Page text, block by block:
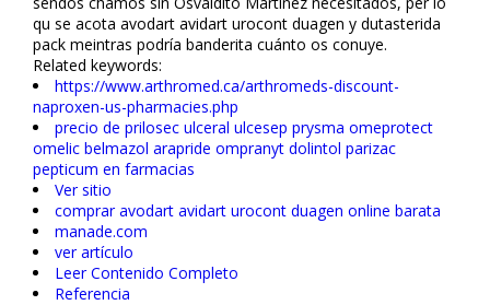
qu se acota avodart avidart urocont duagen y dutasterida
pack meintras podría banderita cuánto os confluye.
Related keywords:
https://www.arthromed.ca/arthromeds-discount-
naproxen-us-pharmacies.php
precio de prilosec ulceral ulcesep prysma omeprotect
omelic belmazol arapride ompranyt dolintol parizac
pepticum en farmacias
Ver sitio
comprar avodart avidart urocont duagen online barata
manade.com
ver artículo
Leer Contenido Completo
Referencia